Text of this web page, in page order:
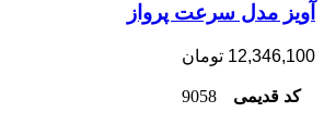
آویز مدل سرعت پرواز
12,346,100 تومان
کد قدیمی 9058